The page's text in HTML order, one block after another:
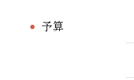
予算